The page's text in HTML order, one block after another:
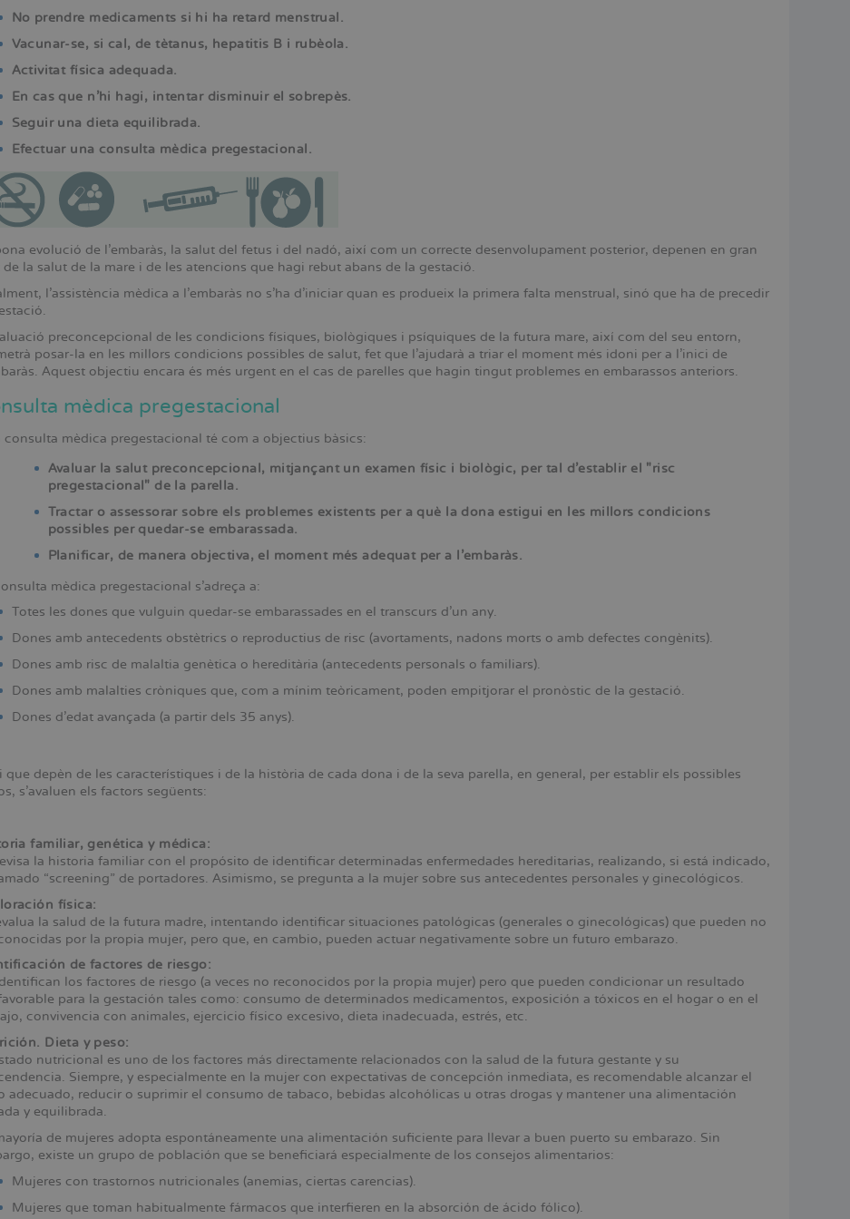
No prendre medicaments si hi ha retard menstrual.
Vacunar-se, si cal, de tètanus, hepatitis B i rubèola.
Activitat física adequada.
En cas que n’hi hagi, intentar disminuir el sobrepès.
Seguir una dieta equilibrada.
Efectuar una consulta mèdica pregestacional.
evolució de l’embaràs, la salut del fetus i del nadó, així com un correcte desenvolupament posterior, depenen en gran
de la salut de la mare i de les atencions que hagi rebut abans de la gestació.
l’assistència mèdica a l’embaràs no s’ha d’iniciar quan es produeix la primera falta menstrual, sinó que ha de precedir
preconcepcional de les condicions físiques, biològiques i psíquiques de la futura mare, així com del seu entorn,
posar-la en les millors condicions possibles de salut, fet que l’ajudarà a triar el moment més idoni per a l’inici de
Aquest objectiu encara és més urgent en el cas de parelles que hagin tingut problemes en embarassos anteriors.
mèdica pregestacional
consulta mèdica pregestacional té com a objectius bàsics:
Avaluar la salut preconcepcional, mitjançant un examen físic i biològic, per tal d’establir el "risc
pregestacional" de la parella.
Tractar o assessorar sobre els problemes existents per a què la dona estigui en les millors condicions
possibles per quedar-se embarassada.
Planificar, de manera objectiva, el moment més adequat per a l’embaràs.
mèdica pregestacional s’adreça a:
Totes les dones que vulguin quedar-se embarassades en el transcurs d’un any.
Dones amb antecedents obstètrics o reproductius de risc (avortaments, nadons morts o amb defectes congènits).
Dones amb risc de malaltia genètica o hereditària (antecedents personals o familiars).
Dones amb malalties cròniques que, com a mínim teòricament, poden empitjorar el pronòstic de la gestació.
Dones d’edat avançada (a partir dels 35 anys).
que depèn de les característiques i de la història de cada dona i de la seva parella, en general, per establir els possibles
s’avaluen els factors següents:
familiar, genética y médica:
la historia familiar con el propósito de identificar determinadas enfermedades hereditarias, realizando, si está indicado,
“screening” de portadores. Asimismo, se pregunta a la mujer sobre sus antecedentes personales y ginecológicos.
física:
la salud de la futura madre, intentando identificar situaciones patológicas (generales o ginecológicas) que pueden no
por la propia mujer, pero que, en cambio, pueden actuar negativamente sobre un futuro embarazo.
de factores de riesgo:
los factores de riesgo (a veces no reconocidos por la propia mujer) pero que pueden condicionar un resultado
para la gestación tales como: consumo de determinados medicamentos, exposición a tóxicos en el hogar o en el
convivencia con animales, ejercicio físico excesivo, dieta inadecuada, estrés, etc.
Dieta y peso:
nutricional es uno de los factores más directamente relacionados con la salud de la futura gestante y su
Siempre, y especialmente en la mujer con expectativas de concepción inmediata, es recomendable alcanzar el
adecuado, reducir o suprimir el consumo de tabaco, bebidas alcohólicas u otras drogas y mantener una alimentación
y equilibrada.
de mujeres adopta espontáneamente una alimentación suficiente para llevar a buen puerto su embarazo. Sin
existe un grupo de población que se beneficiará especialmente de los consejos alimentarios:
Mujeres con trastornos nutricionales (anemias, ciertas carencias).
Mujeres que toman habitualmente fármacos que interfieren en la absorción de ácido fólico).